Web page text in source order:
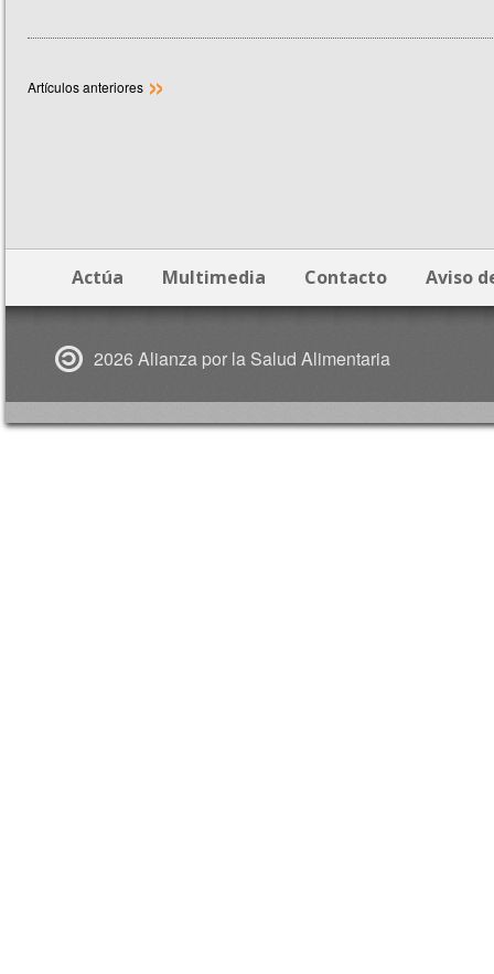
Artículos anteriores »
Actúa Multimedia Contacto Aviso
2026 Alianza por la Salud Alimentaria